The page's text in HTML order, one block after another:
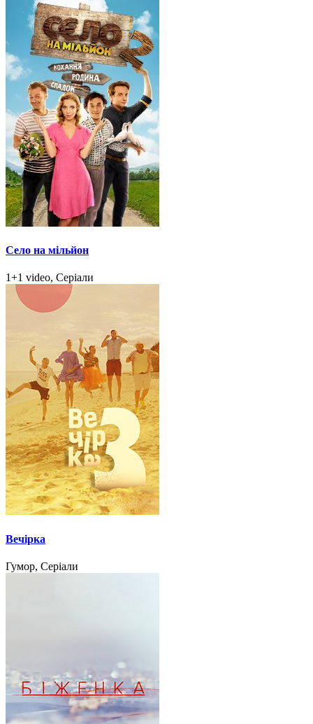
Село на мільйон
1+1 video, Серіали
Вечірка
Гумор, Серіали